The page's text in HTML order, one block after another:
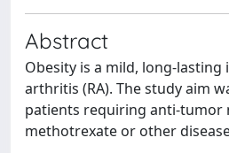
Abstract
Obesity is a mild, long-
arthritis (RA). The study aim
patients requiring anti-tumor
methotrexate or other